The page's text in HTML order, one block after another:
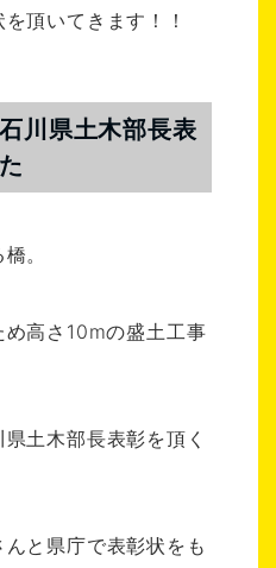
頂いてきます！！
川県土木部長表
。
高さ10mの盛土工事
土木部長表彰を頂く
と県庁で表彰状をも